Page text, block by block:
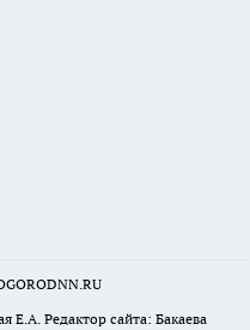
Е.А. Редактор сайта: Бакаева